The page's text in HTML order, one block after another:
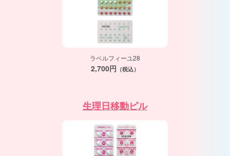
ラベルフィーユ28
2,700円 （税込）
生理日移動ピル